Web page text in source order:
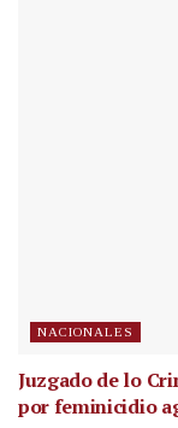
NACIONALES
Juzgado de lo
por feminicidio